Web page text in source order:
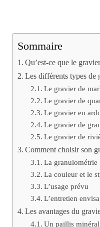
Sommaire
Qu’est-ce que le
Les différents types de
Le gravier de
Le gravier de
Le gravier en
Le gravier de
Le gravier de
Comment choisir son
La granulométrie
La couleur et le
L’usage prévu
L’entretien
Les avantages du
Un paillis